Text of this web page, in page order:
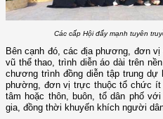
Các cấp Hội đẩy mạnh tuyên
Bên cạnh đó, các địa phương, đơn
vũ thể thao, trình diễn áo dài trên
chương trình đồng diễn tập trung dự
phường, đơn vị trực thuộc tổ chức ít
tâm hoặc thôn, buôn, tổ dân phố
gia, đồng thời khuyến khích người